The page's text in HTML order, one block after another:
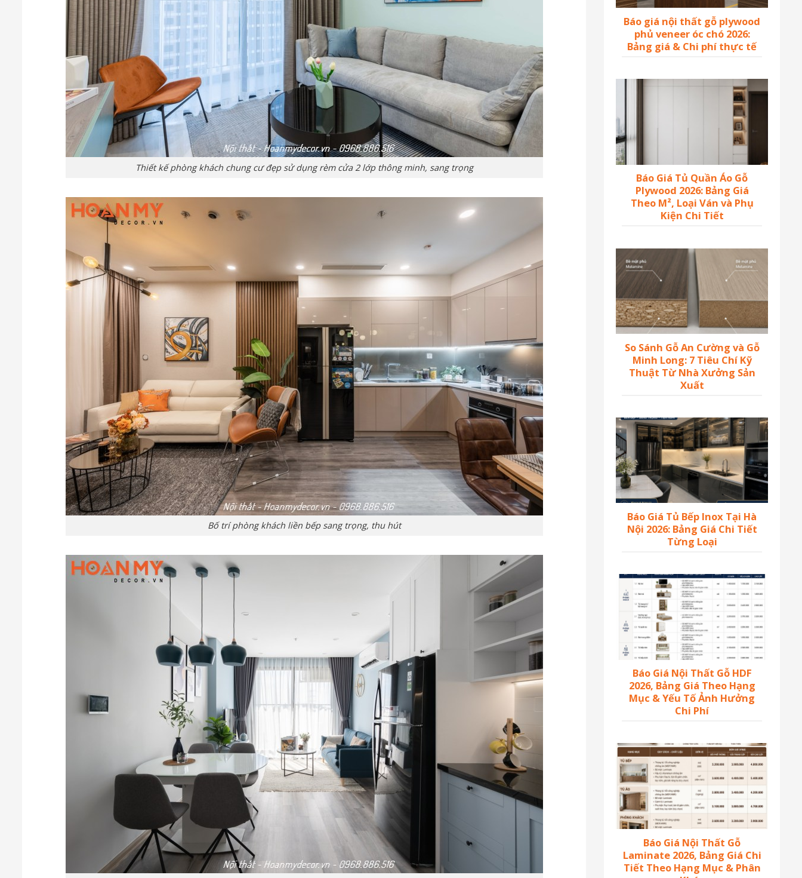
Thiết kế phòng khách chung cư đẹp sử dụng rèm cửa 2 lớp thông minh, sang trọng
Bố trí phòng khách liền bếp sang trọng, thu hút
Báo giá nội thất gỗ plywood
phủ veneer óc chó 2026:
Bảng giá & Chi phí thực tế
Báo Giá Tủ Quần Áo Gỗ
Plywood 2026: Bảng Giá
Theo M², Loại Ván và Phụ
Kiện Chi Tiết
So Sánh Gỗ An Cường và Gỗ
Minh Long: 7 Tiêu Chí Kỹ
Thuật Từ Nhà Xưởng Sản
Xuất
Báo Giá Tủ Bếp Inox Tại Hà
Nội 2026: Bảng Giá Chi Tiết
Từng Loại
Báo Giá Nội Thất Gỗ HDF
2026, Bảng Giá Theo Hạng
Mục & Yếu Tố Ảnh Hưởng
Chi Phí
Báo Giá Nội Thất Gỗ
Laminate 2026, Bảng Giá Chi
Tiết Theo Hạng Mục & Phân